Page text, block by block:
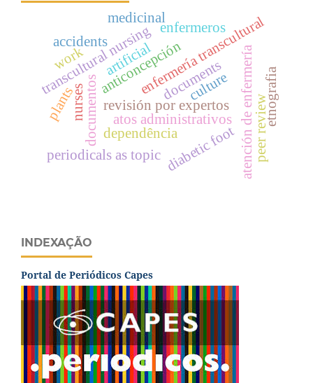
documentos
periodicals as topic
revisión por expertos
transcultural nursingenfermería transcultural
atención de enfermería
anticoncepción
atos administrativos peer review
documents
nurses
enfermeros
accidents
diabetic foot
etnografia
dependência
culture
plants
medicinal
artificial
work
INDEXAÇÃO
Portal de Periódicos Capes